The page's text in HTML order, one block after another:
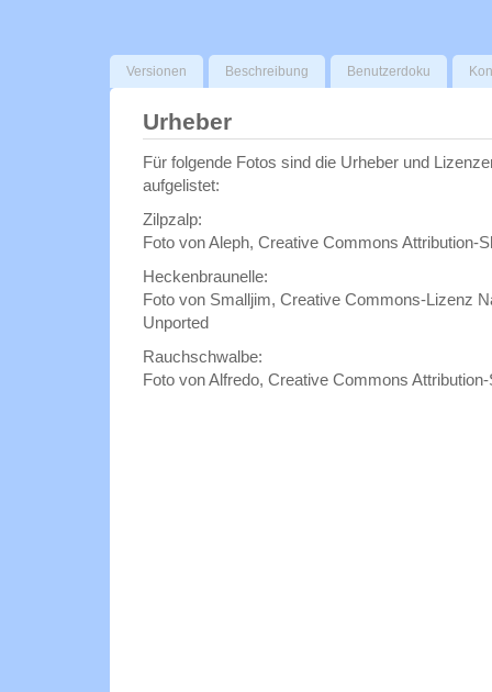
Versionen Beschreibung Benutzerdoku
Urheber
Für folgende Fotos sind die Urheber und
aufgelistet:
Zilpzalp:
Foto von Aleph, Creative Commons Attribution-
Heckenbraunelle:
Foto von Smalljim, Creative Commons-Lizenz
Unported
Rauchschwalbe:
Foto von Alfredo, Creative Commons